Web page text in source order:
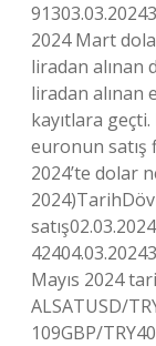
2024 Mart
liradan alınan
liradan alınan
kayıtlara geçti.
euronun satış
2024’te dolar
Mayıs 2024
ALSATUSD/
109GBP/